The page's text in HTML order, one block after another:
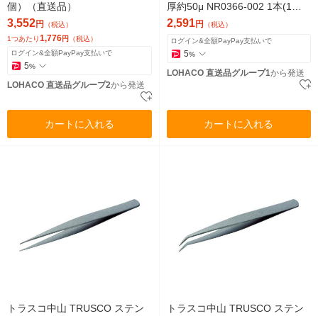
個）（直送品）
3,552円
（税込）
1つあたり1,776円 （税込）
ログイン&全額PayPay支払いで
5%
LOHACO 直送品グループ2から発送
カートに入れる
厚約50μ NR0366-002 1本(1個)
835-8595（直送品）
2,591円 （税込）
ログイン&全額PayPay支払いで
5%
LOHACO 直送品グループ1から発送
カートに入れる
トラスコ中山 TRUSCO ステン
トラスコ中山 TRUSCO ステン